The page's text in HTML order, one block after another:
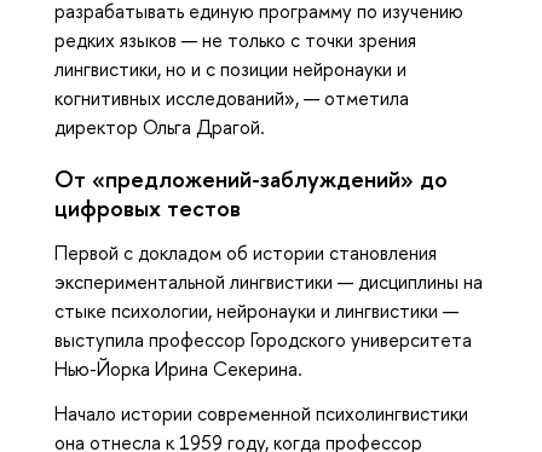
разрабатывать единую программу по изучению
редких языков — не только с точки зрения
лингвистики, но и с позиции нейронауки и
когнитивных исследований», — отметила
директор Ольга Драгой.
От «предложений-заблуждений» до
цифровых тестов
Первой с докладом об истории становления
экспериментальной лингвистики — дисциплины на
стыке психологии, нейронауки и лингвистики —
выступила профессор Городского университета
Нью-Йорка Ирина Секерина.
Начало истории современной психолингвистики
она отнесла к 1959 году, когда профессор